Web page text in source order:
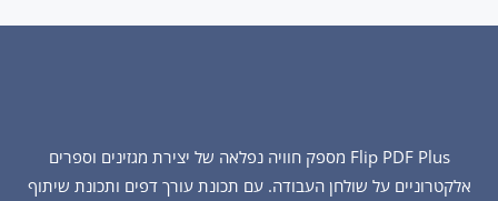
Flip PDF Plus מספק חוויה נפלאה של יצירת מגזינים וספרים
אלקטרוניים על שולחן העבודה. עם תכונת עורך דפים ותכונת שיתוף